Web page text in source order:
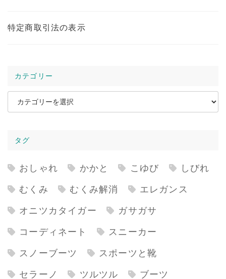
特定商取引法の表示
カテゴリー
カ
テ
リタグ
おしゃれ かかと こゆび しびれ
むくみ むくみ解消 エレガンス
オニツカタイガー ガサガサ
コーディネート スニーカー
スノーブーツ スポーツと靴
セラーノ ツルツル ブーツ